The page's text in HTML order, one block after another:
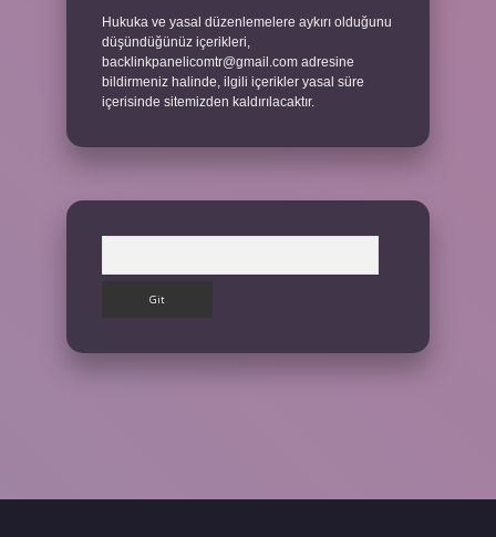
Hukuka ve yasal düzenlemelere aykırı olduğunu
düşündüğünüz içerikleri,
backlinkpanelicomtr@gmail.com adresine
bildirmeniz halinde, ilgili içerikler yasal süre
içerisinde sitemizden kaldırılacaktır.